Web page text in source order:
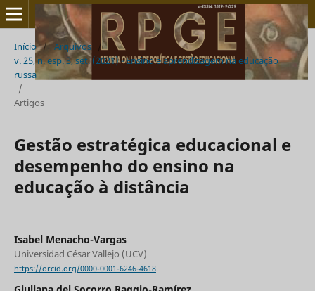
Início / Arquivos
/
v. 25, n. esp. 3, set. (2021) - Ensino e aprendizagem na educação
russa
/
Artigos
Gestão estratégica educacional e
desempenho do ensino na
educação à distância
Isabel Menacho-Vargas
Universidad César Vallejo (UCV)
https://orcid.org/0000-0001-6246-4618